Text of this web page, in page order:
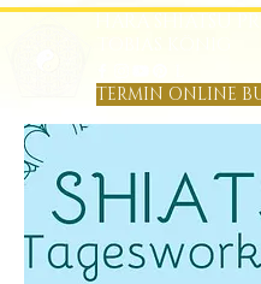
TERMIN ONLINE